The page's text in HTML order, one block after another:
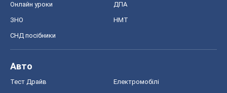
Онлайн уроки ДПА
ЗНО НМТ
СНД посібники
Авто
Тест Драйв Електромобілі